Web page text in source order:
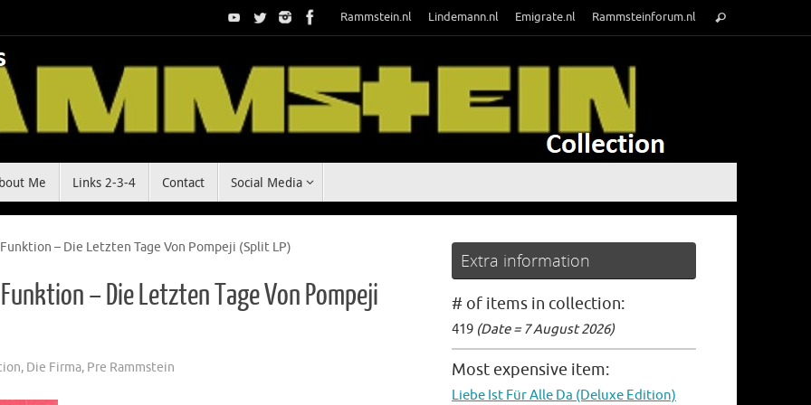
Rammstein.nl Lindemann.nl Emigrate.nl Rammsteinforum.nl
for:
Search
Me Links 2-3-4 Contact Social Media
– Die Letzten Tage Von Pompeji (Split LP)
– Die Letzten Tage Von Pompeji
, Die Firma, Pre Rammstein
Extra information
# of items in collection:
419 (Date = 7 August 2026)
Most expensive item:
Liebe Ist Für Alle Da (Deluxe Edition)